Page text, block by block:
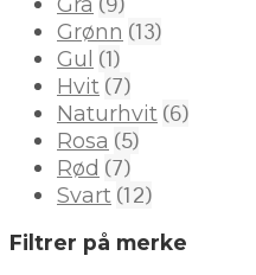
Grønn (13)
Gul (1)
Hvit (7)
Naturhvit (6)
Rosa (5)
Rød (7)
Svart (12)
Filtrer på merke